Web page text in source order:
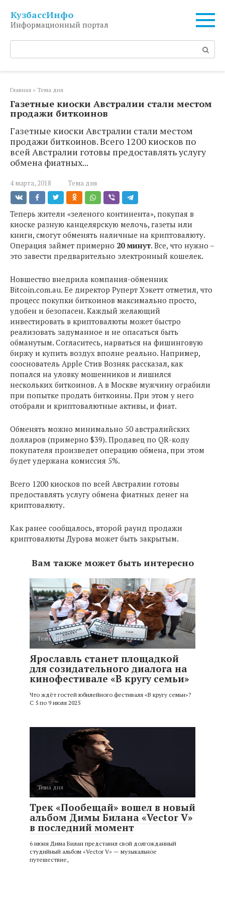
контенту
КузбассИнфо
Информационный портал
Поиск:
Главная » Тема дня
Газетные киоски Австралии стали местом
продажи биткоинов
Газетные киоски Австралии стали местом
продажи биткоинов. Всего 1200 киосков по
всей Австралии готовы предоставлять услугу
обмена фиатных...
4 марта, 2018 Тема дня
Теперь жители «зеленого континента», покупая в
киоске разную канцелярскую мелочь, газеты или
книги, смогут обменять наличные на криптовалюту.
Операция займет примерно 20 минут. Все, что нужно –
это завести предварительно электронный кошелек.
Новшество внедрила компания-обменник
Bitcoin.com.au. Ее директор Руперт Хэкетт отметил, что
процесс покупки биткоинов максимально просто,
удобен и безопасен. Каждый желающий
инвестировать в криптовалюты может быстро
реализовать задуманное и не опасаться быть
обманутым. Согласитесь, нарваться на фишинговую
биржу и купить воздух вполне реально. Например,
сооснователь Apple Стив Возняк рассказал, как
попался на уловку мошенников и лишился
нескольких биткоинов. А в Москве мужчину ограбили
при попытке продать биткоины. При этом у него
отобрали и криптовалютные активы, и фиат.
Обменять можно минимально 50 австралийских
долларов (примерно $39). Продавец по QR-коду
покупателя произведет операцию обмена, при этом
будет удержана комиссия 5%.
Всего 1200 киосков по всей Австралии готовы
предоставлять услугу обмена фиатных денег на
криптовалюту.
Как ранее сообщалось, второй раунд продажи
криптовалюты Дурова может быть закрытым.
Вам также может быть интересно
Тема дня
Ярославль станет площадкой
для созидательного диалога на
кинофестивале «В кругу семьи»
Что ждёт гостей юбилейного фестиваля «В кругу семьи»?
С 5 по 9 июля 2025
Тема дня
Трек «Пообещай» вошел в новый
альбом Димы Билана «Vector V»
в последний момент
6 июня Дима Билан представил свой долгожданный
студийный альбом «Vector V» — музыкальное
путешествие,